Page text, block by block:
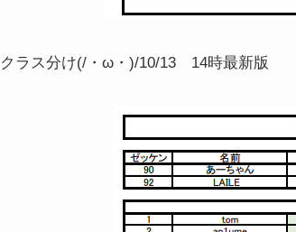
クラス分け(/・ω・)/10/13 14時最新版